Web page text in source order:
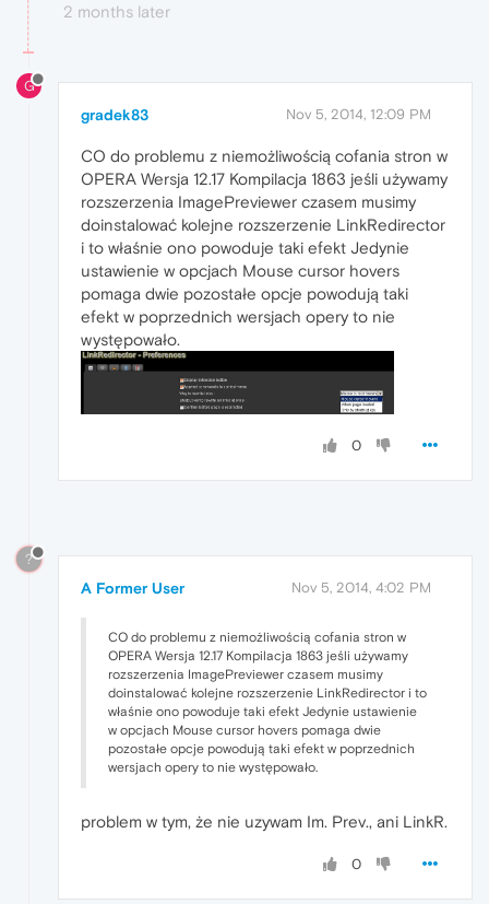
2 months later
G
gradek83 Nov 5, 2014, 12:09 PM
CO do problemu z niemożliwością cofania stron w
OPERA Wersja 12.17 Kompilacja 1863 jeśli używamy
rozszerzenia ImagePreviewer czasem musimy
doinstalować kolejne rozszerzenie LinkRedirector
i to właśnie ono powoduje taki efekt Jedynie
ustawienie w opcjach Mouse cursor hovers
pomaga dwie pozostałe opcje powodują taki
efekt w poprzednich wersjach opery to nie
występowało.
0
?
A Former User Nov 5, 2014, 4:02 PM
CO do problemu z niemożliwością cofania stron w
OPERA Wersja 12.17 Kompilacja 1863 jeśli używamy
rozszerzenia ImagePreviewer czasem musimy
doinstalować kolejne rozszerzenie LinkRedirector i to
właśnie ono powoduje taki efekt Jedynie ustawienie
w opcjach Mouse cursor hovers pomaga dwie
pozostałe opcje powodują taki efekt w poprzednich
wersjach opery to nie występowało.
problem w tym, że nie uzywam Im. Prev., ani LinkR.
0